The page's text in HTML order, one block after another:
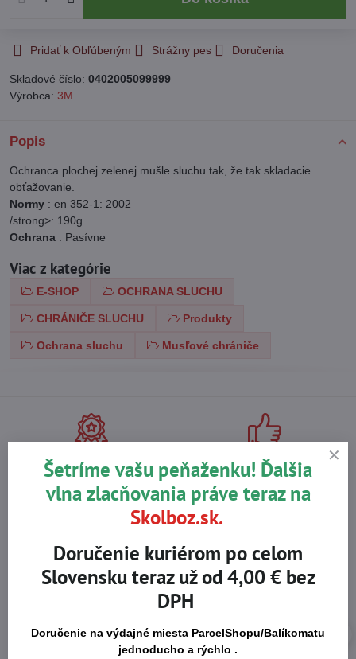
Pridať k Obľúbeným Strážny pes Doručenia
Skladové číslo: 0402005099999
Výrobca: 3M
Popis
Ochranca plochej zelenej mušle sluchu tak, že tak skladacie
obťažovanie.
Normy : en 352-1: 2002
/strong>: 190g
Ochrana : Pasívne
Viac z kategórie
E-SHOP OCHRANA SLUCHU
CHRÁNIČE SLUCHU Produkty
Ochrana sluchu Musľové chrániče
Na trhu od r​. 2008 Certifikované výrobky
Skladom viac ako 36 tisíc
Výhodné ceny
Šetríme vašu peňaženku! Ďalšia
vlna zlacňovania práve teraz na
Skolboz.sk.
Doručenie kuriérom po celom
Slovensku teraz už od 4,00 € bez
DPH
Doručenie na výdajné miesta ParcelShopu/Balíkomatu
jednoducho a rýchlo .